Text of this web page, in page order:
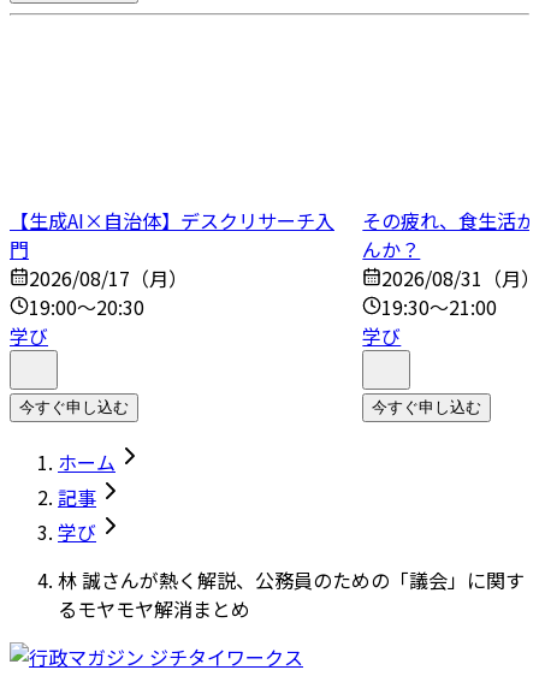
【生成AI×自治体】デスクリサーチ入
門
2026/08/17（月）
19:00～20:30
学び
今すぐ申し込む
その疲れ、食生活
んか？
2026/08/31（月
19:30～21:00
学び
今すぐ申し込む
ホーム
記事
学び
林 誠さんが熱く解説、公務員のための「議会」に関す
るモヤモヤ解消まとめ